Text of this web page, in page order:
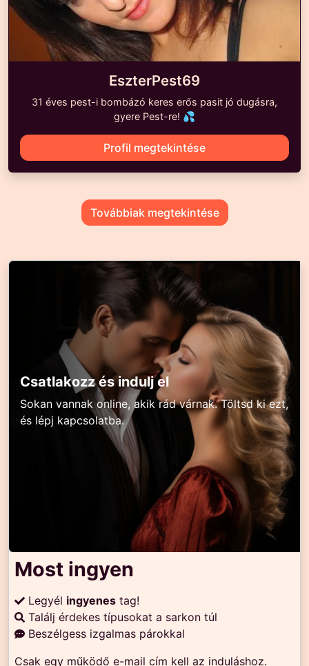
EszterPest69
31 éves pest-i bombázó keres erős pasit jó dugásra,
gyere Pest-re! 💦
Profil megtekintése
Továbbiak megtekintése
Csatlakozz és indulj el
Sokan vannak online, akik rád várnak. Töltsd ki ezt,
és lépj kapcsolatba.
Most ingyen
Legyél ingyenes tag!
Találj érdekes típusokat a sarkon túl
Beszélgess izgalmas párokkal
Csak egy működő e-mail cím kell az induláshoz.